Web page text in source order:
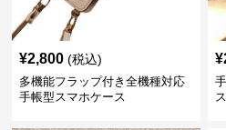
¥2,800 (税込)
多機能フラップ付き全機種対応
手帳型スマホケース
¥